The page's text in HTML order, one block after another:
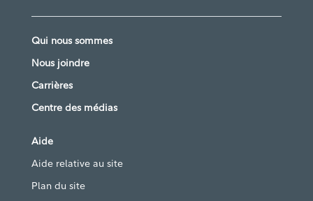
Qui nous sommes
Nous joindre
Carrières
Centre des médias
Aide
Aide relative au site
Plan du site